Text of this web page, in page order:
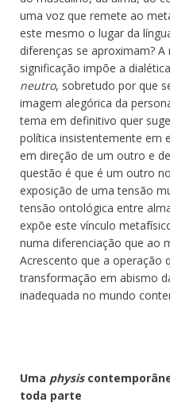
uma voz que remete ao
este mesmo o lugar da
diferenças se aproximam?
significação impõe a
neutro, sobretudo por que
imagem alegórica da
tema em definitivo quer
política insistentemente em
em direção de um outro e
questão é que é um outro
exposição de uma tensão
tensão ontológica entre
expõe este vínculo
numa diferenciação que ao
Acrescento que a operação
transformação em abismo
inadequada no mundo
Uma physis
toda parte